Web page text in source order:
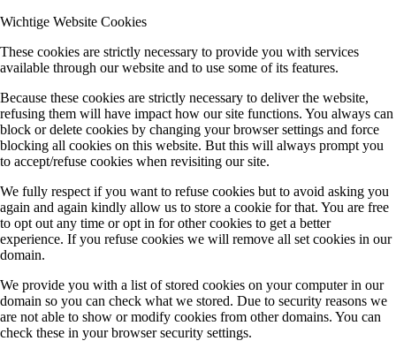
Wichtige Website Cookies
These cookies are strictly necessary to provide you with services
available through our website and to use some of its features.
Because these cookies are strictly necessary to deliver the website,
refusing them will have impact how our site functions. You always can
block or delete cookies by changing your browser settings and force
blocking all cookies on this website. But this will always prompt you
to accept/refuse cookies when revisiting our site.
We fully respect if you want to refuse cookies but to avoid asking you
again and again kindly allow us to store a cookie for that. You are free
to opt out any time or opt in for other cookies to get a better
experience. If you refuse cookies we will remove all set cookies in our
domain.
We provide you with a list of stored cookies on your computer in our
domain so you can check what we stored. Due to security reasons we
are not able to show or modify cookies from other domains. You can
check these in your browser security settings.